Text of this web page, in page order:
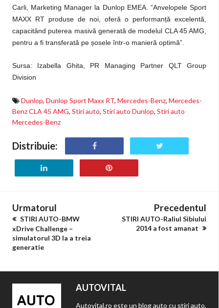
Carli, Marketing Manager la Dunlop EMEA. “Anvelopele Sport
MAXX RT produse de noi, oferă o performanță excelentă,
capacitând puterea masivă generată de modelul CLA 45 AMG,
pentru a fi transferată pe șosele într-o manieră optimă”.
Sursa: Izabella Ghita, PR Managing Partner QLT Group
Division
Dunlop, Dunlop Sport Maxx RT, Mercedes-Benz, Mercedes-
Benz CLA 45 AMG, Stiri auto, Stiri auto Dunlop, Stiri auto
Mercedes-Benz
Distribuie:
Urmatorul
STIRI AUTO-BMW
xDrive Challenge –
simulatorul 3D la a treia
generatie
Precedentul
STIRI AUTO-Raliul Sibiului
2014 a fost amanat
AUTOVITAL
Autovital.ro este un blog auto cu știri auto,